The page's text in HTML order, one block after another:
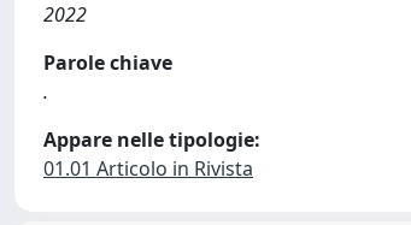
2022
Parole chiave
.
Appare nelle tipologie:
01.01 Articolo in Rivista